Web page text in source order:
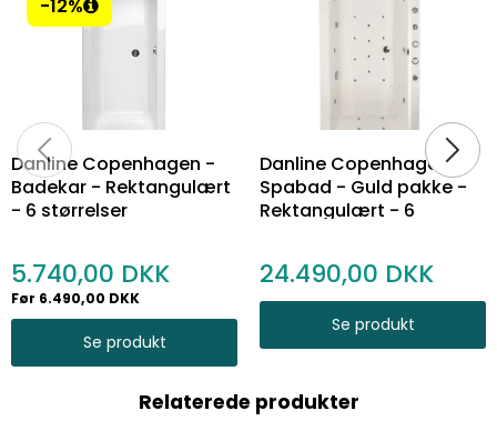
-12%
Danline Copenhagen -
Badekar - Rektangulært
- 6 størrelser
5.740,00
Før 6.490,00 DKK
Se produkt
Danline Copenhagen -
Spabad - Guld pakke -
Rektangulært - 6
24.490,00
Se produkt
Relaterede produkter